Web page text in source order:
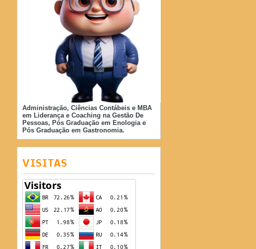
Administração, Ciências Contábeis e MBA
em Liderança e Coaching na Gestão De
Pessoas, Pós Graduação em Enologia e
Pós Graduação em Gastronomia.
VISITAS